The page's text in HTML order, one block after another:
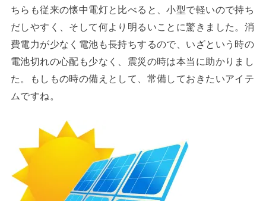
ちらも従来の懐中電灯と比べると、小型で軽いので持ち
だしやすく、そして何より明るいことに驚きました。消
費電力が少なく電池も長持ちするので、いざという時の
電池切れの心配も少なく、震災の時は本当に助かりまし
た。もしもの時の備えとして、常備しておきたいアイテ
ムですね。